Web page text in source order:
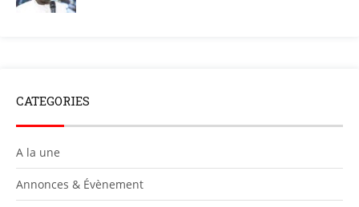
CATEGORIES
A la une
Annonces & Évènement